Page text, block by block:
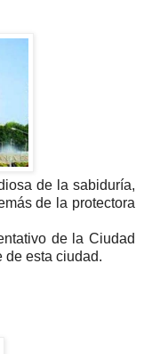
de la sabiduría,
de la protectora
de la Ciudad
de esta ciudad.